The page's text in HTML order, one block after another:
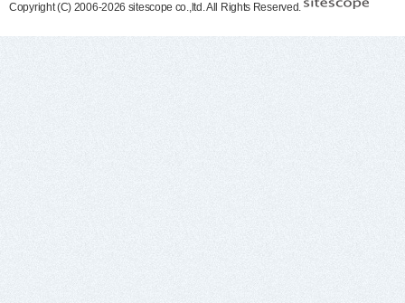
Copyright (C) 2006-2026 sitescope co.,ltd. All Rights Reserved.